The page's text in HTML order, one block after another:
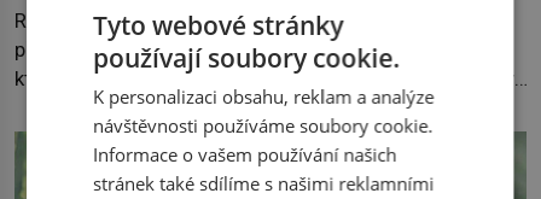
Ráno odchází do školy jako tisíce jiných dětí. Ještě
předtím se ale svěří matce s podivným snem. Ve škole,
kterou dobře zná, tentokrát nevidí budovu ani spolužáky.
Místo nich se před ní tyčí cosi temného. O několik hodin
později je mrtvá. Mohla devítiletá Zahlédla vlastní
osud? Dne 21. října 1966 se velšská vesnice Aberfan […]
Tyto webové stránky
používají soubory cookie.
K personalizaci obsahu, reklam a analýze
návštěvnosti používáme soubory cookie.
Informace o vašem používání našich
stránek také sdílíme s našimi reklamními